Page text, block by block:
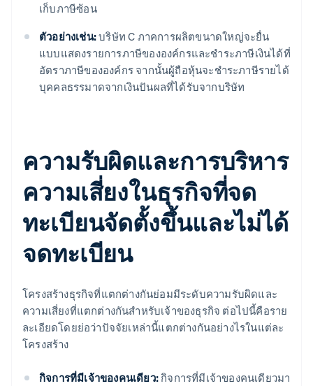
เก็บภาษีซ้อน
ตัวอย่างเช่น:บริษัท C ภาคการผลิตขนาดใหญ่จะยื่น
แบบแสดงรายการภาษีขององค์กรและชำระภาษีเงินได้ที่
อัตราภาษีขององค์กร จากนั้นผู้ถือหุ้นจะชำระภาษีรายได้
บุคคลธรรมาดจากเงินปันผลที่ได้รับจากบริษัท
ความรับผิดและการบริหาร
ความเสี่ยงในธุรกิจที่จด
ทะเบียนจัดตั้งขึ้นและไม่ได้
จดทะเบียน
โครงสร้างธุรกิจที่แตกต่างกันย่อมมีระดับความรับผิดและ
ความเสี่ยงที่แตกต่างกันสำหรับเจ้าของธุรกิจ ต่อไปนี้คือราย
ละเอียดโดยย่อว่าปัจจัยเหล่านี้แตกต่างกันอย่างไรในแต่ละ
โครงสร้าง
กิจการที่มีเจ้าของคนเดียว: กิจการที่มีเจ้าของคนเดียวมา